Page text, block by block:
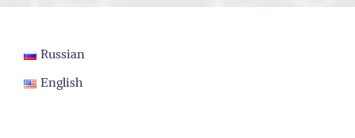
Russian
English